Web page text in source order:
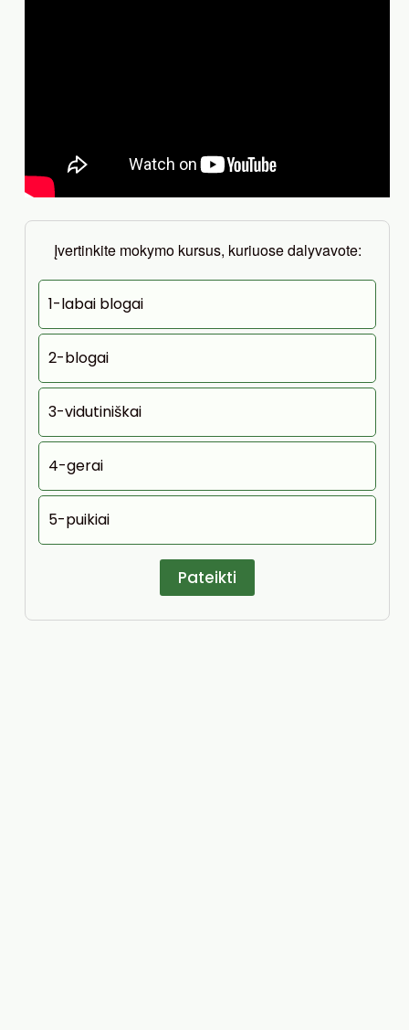
Įvertinkite mokymo kursus, kuriuose dalyvavote:
1-labai blogai
2-blogai
3-vidutiniškai
4-gerai
5-puikiai